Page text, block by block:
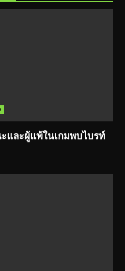
และผู้แพ้ในเกมพบไบรท์